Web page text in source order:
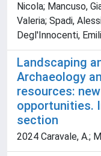
Nicola; Mancuso,
Valeria; Spadi,
Degl'Innocenti,
Landscaping
Archaeology
resources:
opportunities.
section
2024 Caravale, A.;